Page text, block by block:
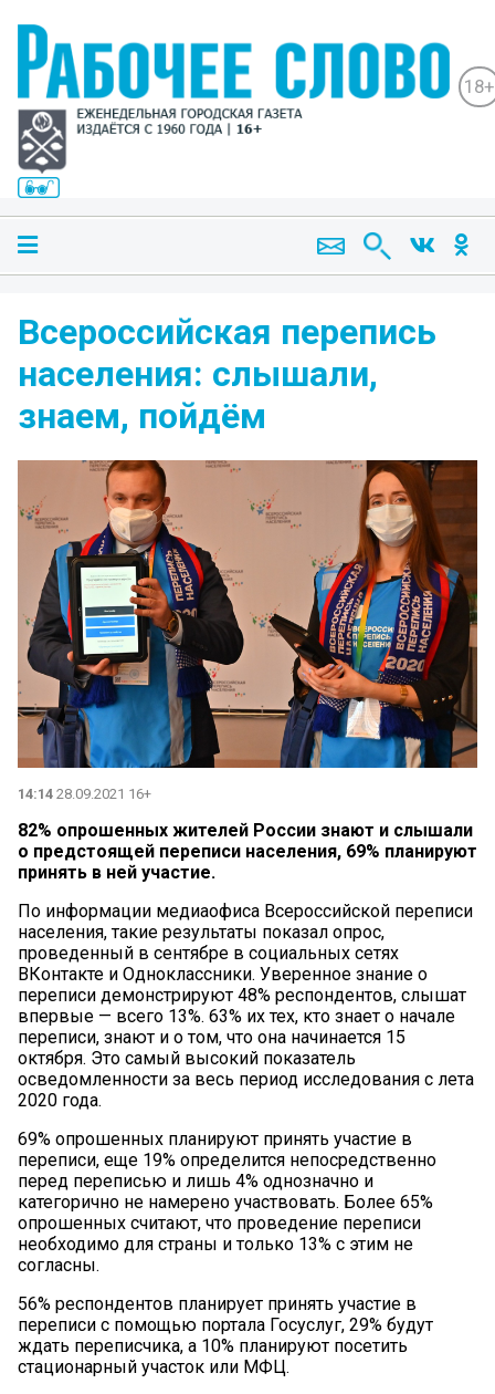
18+
Всероссийская перепись
населения: слышали,
знаем, пойдём
14:14 28.09.2021 16+
82% опрошенных жителей России знают и слышали
о предстоящей переписи населения, 69% планируют
принять в ней участие.
По информации медиаофиса Всероссийской переписи
населения, такие результаты показал опрос,
проведенный в сентябре в социальных сетях
ВКонтакте и Одноклассники. Уверенное знание о
переписи демонстрируют 48% респондентов, слышат
впервые — всего 13%. 63% их тех, кто знает о начале
переписи, знают и о том, что она начинается 15
октября. Это самый высокий показатель
осведомленности за весь период исследования с лета
2020 года.
69% опрошенных планируют принять участие в
переписи, еще 19% определится непосредственно
перед переписью и лишь 4% однозначно и
категорично не намерено участвовать. Более 65%
опрошенных считают, что проведение переписи
необходимо для страны и только 13% с этим не
согласны.
56% респондентов планирует принять участие в
переписи с помощью портала Госуслуг, 29% будут
ждать переписчика, а 10% планируют посетить
стационарный участок или МФЦ.